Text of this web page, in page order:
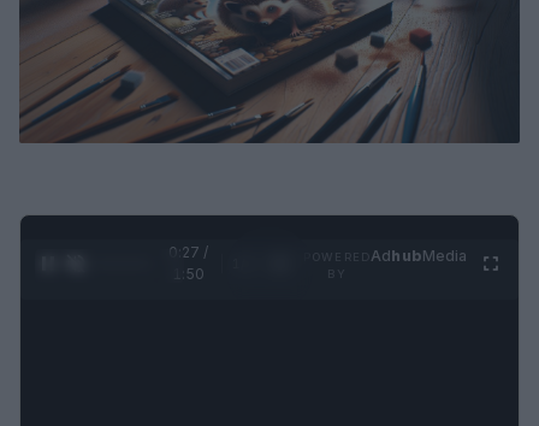
0:28 /
1:50
AdhubMedia